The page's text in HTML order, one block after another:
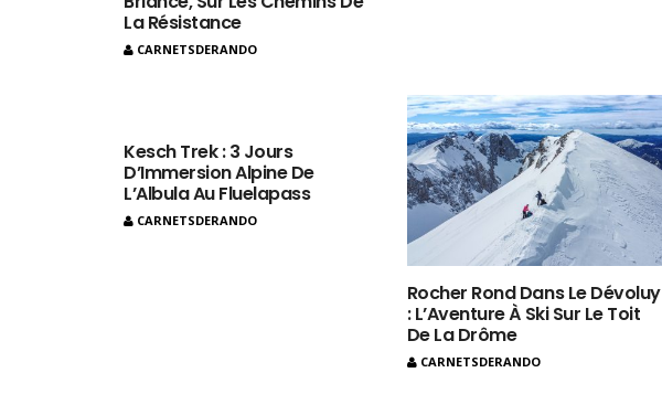
La Résistance
CARNETSDERANDO
Kesch Trek : 3 Jours
D’Immersion Alpine De
L’Albula Au Fluelapass
CARNETSDERANDO
Rocher Rond Dans Le Dévoluy
: L’Aventure À Ski Sur Le Toit
De La Drôme
CARNETSDERANDO